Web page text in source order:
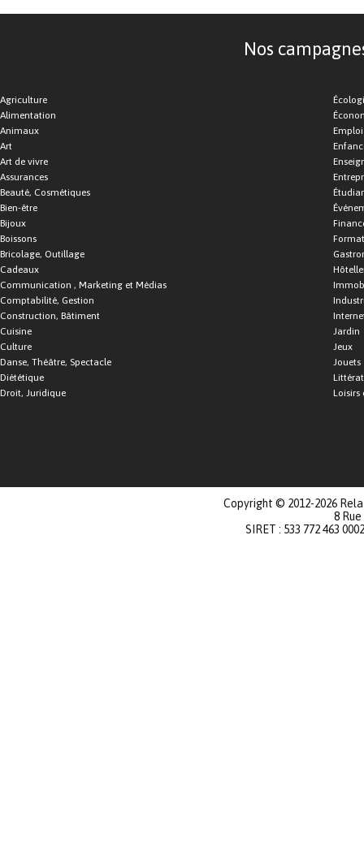
Nos
Agriculture
Alimentation
Animaux
Art
Art de vivre
Assurances
Beauté, Cosmétiques
Bien-être
Bijoux
Boissons
Bricolage, Outillage
Cadeaux
Communication , Marketing et Médias
Comptabilité, Gestion
Construction, Bâtiment
Cuisine
Culture
Danse, Théâtre, Spectacle
Diététique
Droit, Juridique
Emploi
Jardin
Jeux
Jouets
Loisirs
Copyright © 2012-2026
8
SIRET : 533 772 463